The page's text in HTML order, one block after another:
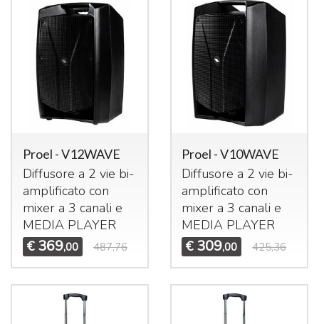
Proel - V12WAVE
Diffusore a 2 vie bi-
amplificato con
mixer a 3 canali e
MEDIA PLAYER
€ 369,00 487,76
Proel - V10WAVE
Diffusore a 2 vie bi-
amplificato con
mixer a 3 canali e
MEDIA PLAYER
€ 309,00 425,36